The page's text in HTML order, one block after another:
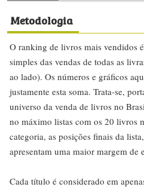
Metodologia
O ranking de livros mais vendidos
simples das vendas de todas as
ao lado). Os números e gráficos
justamente esta soma. Trata-se,
universo da venda de livros no
no máximo listas com os 20 livros
categoria, as posições finais da
apresentam uma maior margem de
Cada título é considerado em